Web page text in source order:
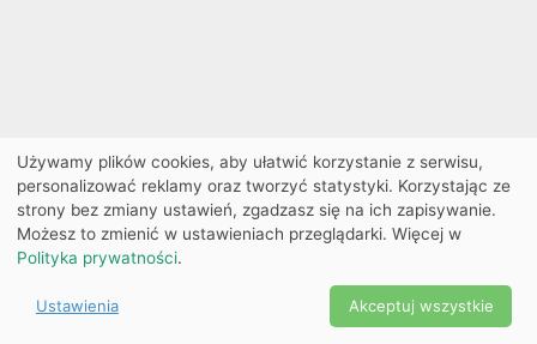
Ekobilet2026 |
Ustawienia
cookies
2026
Używamy plików cookies, aby ułatwić korzystanie z serwisu,
personalizować reklamy oraz tworzyć statystyki. Korzystając ze
strony bez zmiany ustawień, zgadzasz się na ich zapisywanie.
Możesz to zmienić w ustawieniach przeglądarki. Więcej w
Polityka prywatności.
Ustawienia Akceptuj wszystkie